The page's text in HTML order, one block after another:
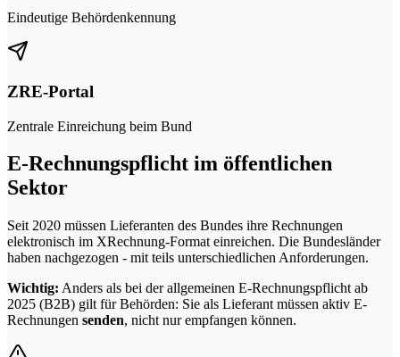
Eindeutige Behördenkennung
ZRE-Portal
Zentrale Einreichung beim Bund
E-Rechnungspflicht im öffentlichen
Sektor
Seit 2020 müssen Lieferanten des Bundes ihre Rechnungen
elektronisch im XRechnung-Format einreichen. Die Bundesländer
haben nachgezogen - mit teils unterschiedlichen Anforderungen.
Wichtig: Anders als bei der allgemeinen E-Rechnungspflicht ab
2025 (B2B) gilt für Behörden: Sie als Lieferant müssen aktiv E-
Rechnungen senden, nicht nur empfangen können.